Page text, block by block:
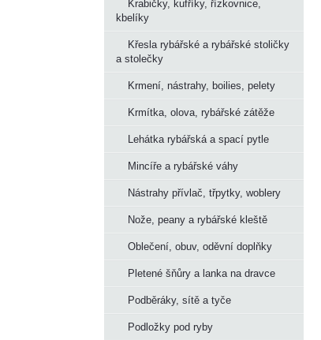
Krabičky, kufříky, řízkovnice,
kbelíky
Křesla rybářské a rybářské stoličky
a stolečky
Krmení, nástrahy, boilies, pelety
Krmítka, olova, rybářské zátěže
Lehátka rybářská a spací pytle
Mincíře a rybářské váhy
Nástrahy přívlač, třpytky, woblery
Nože, peany a rybářské kleště
Oblečení, obuv, oděvní doplňky
Pletené šňůry a lanka na dravce
Podběráky, sítě a tyče
Podložky pod ryby